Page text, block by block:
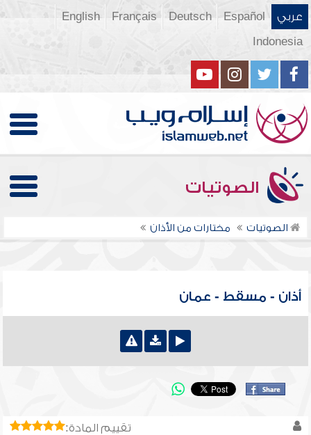
عربي Español
Deutsch
Français
English
Indonesia
الصوتيات
الصوتيات مختارات من الأذان
أذان - مسقط - عمان
تقييم المادة: